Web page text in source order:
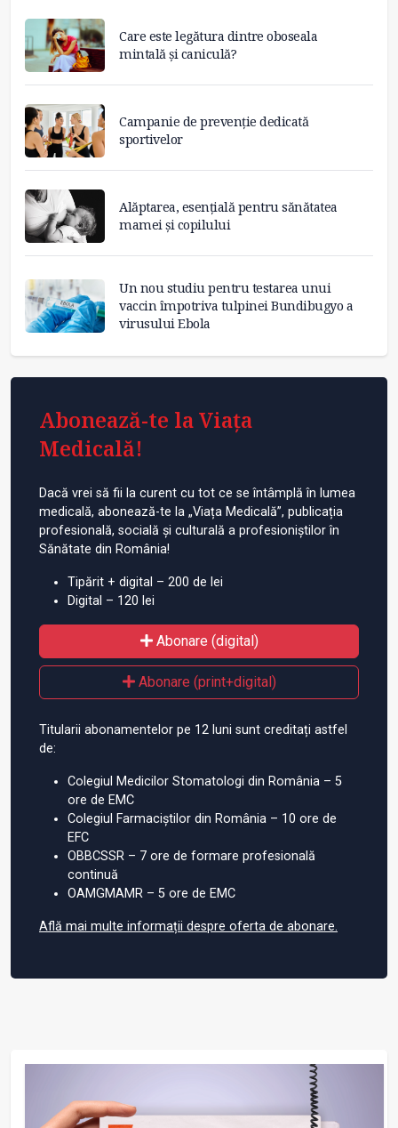
Care este legătura dintre oboseala
mintală și caniculă?
Campanie de prevenție dedicată
sportivelor
Alăptarea, esențială pentru sănătatea
mamei și copilului
Un nou studiu pentru testarea unui
vaccin împotriva tulpinei Bundibugyo a
virusului Ebola
Abonează-te la Viața
Medicală!
Dacă vrei să fii la curent cu tot ce se întâmplă în lumea
medicală, abonează-te la „Viața Medicală”, publicația
profesională, socială și culturală a profesioniștilor în
Sănătate din România!
Tipărit + digital – 200 de lei
Digital – 120 lei
Abonare (digital)
Abonare (print+digital)
Titularii abonamentelor pe 12 luni sunt creditați astfel
de:
Colegiul Medicilor Stomatologi din România – 5
ore de EMC
Colegiul Farmaciștilor din România – 10 ore de
EFC
OBBCSSR – 7 ore de formare profesională
continuă
OAMGMAMR – 5 ore de EMC
Află mai multe informații despre oferta de abonare.